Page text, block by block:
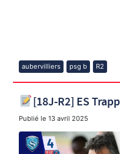
aubervilliers psg b R2
[18J-R2] ES
Publié le13 avril 2025